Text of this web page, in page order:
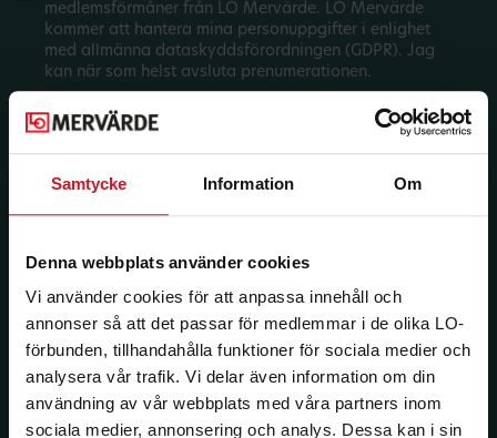
Samtycke Information Om
Denna webbplats använder cookies
Vi använder cookies för att anpassa innehåll och
annonser så att det passar för medlemmar i de olika LO-
förbunden, tillhandahålla funktioner för sociala medier och
analysera vår trafik. Vi delar även information om din
användning av vår webbplats med våra partners inom
sociala medier, annonsering och analys. Dessa kan i sin
medlemsförmåner från LO Mervärde. LO Mervärde
kommer att hantera mina personuppgifter i enlighet
med allmänna dataskyddsförordningen (GDPR). Jag
kan när som helst avsluta prenumerationen.